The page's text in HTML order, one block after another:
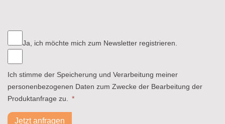
Ja, ich möchte mich zum Newsletter registrieren.
Ich stimme der Speicherung und Verarbeitung meiner
personenbezogenen Daten zum Zwecke der Bearbeitung der
Produktanfrage zu.
*
Jetzt anfragen